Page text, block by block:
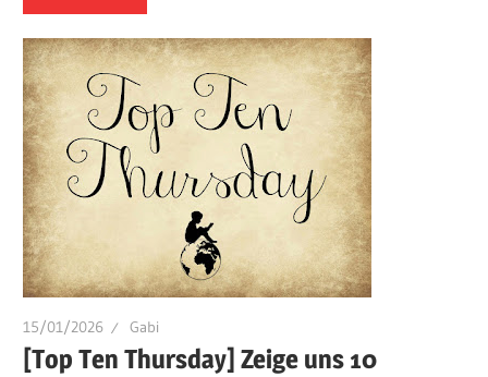
15/01/2026 Gabi
[Top Ten Thursday] Zeige uns 10